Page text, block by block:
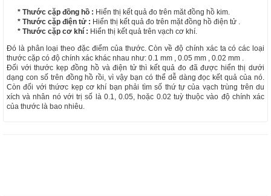
* Thước cặp đồng hồ : Hiển thị kết quả đo trên măt đồng hồ kim.
* Thước cặp điện tử : Hiển thị kết quả đo trên mặt đồng hồ điện tử .
* Thước cặp cơ khí : Hiển thị kết quả trên vạch cơ khí.
Đó là phân loại theo đặc điểm của thước. Còn về độ chính xác ta có các loại
thước cặp có độ chính xác khác nhau như: 0.1 mm , 0.05 mm , 0.02 mm .
Đối với thước kẹp đồng hồ và điện tử thì kết quả đo đã được hiển thị dưới
dạng con số trên đồng hồ rồi, vì vậy bạn có thể dễ dàng đọc kết quả của nó.
Còn đối với thứơc kẹp cơ khí bạn phải tìm số thứ tự của vạch trùng trên du
xích và nhân nó với trị số là 0.1, 0.05, hoặc 0.02 tuỳ thuộc vào độ chính xác
của thước là bao nhiêu.